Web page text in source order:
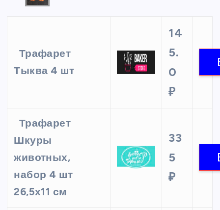
Трафарет
Тыква 4 шт
14
5.
0
₽
Трафарет
Шкуры
животных,
набор 4 шт
26,5х11 см
33
5
₽